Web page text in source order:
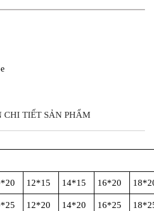
CHI TIẾT SẢN PHẨM
12*15 14*15 16*20
12*20 14*20 16*25